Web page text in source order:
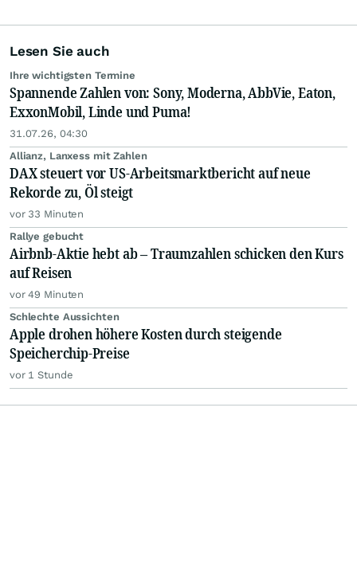
Lesen Sie auch
Ihre wichtigsten Termine
Spannende Zahlen von: Sony, Moderna, AbbVie, Eaton,
ExxonMobil, Linde und Puma!
31.07.26, 04:30
Allianz, Lanxess mit Zahlen
DAX steuert vor US-Arbeitsmarktbericht auf neue
Rekorde zu, Öl steigt
vor 33 Minuten
Rallye gebucht
Airbnb-Aktie hebt ab – Traumzahlen schicken den Kurs
auf Reisen
vor 49 Minuten
Schlechte Aussichten
Apple drohen höhere Kosten durch steigende
Speicherchip-Preise
vor 1 Stunde